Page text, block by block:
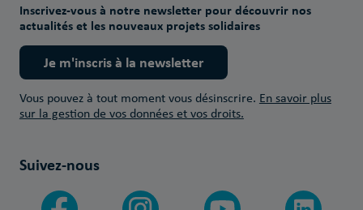
Inscrivez-vous à notre newsletter pour découvrir nos
actualités et les nouveaux projets solidaires
Je m'inscris à la newsletter
Vous pouvez à tout moment vous désinscrire. En savoir plus
sur la gestion de vos données et vos droits.
Suivez-nous